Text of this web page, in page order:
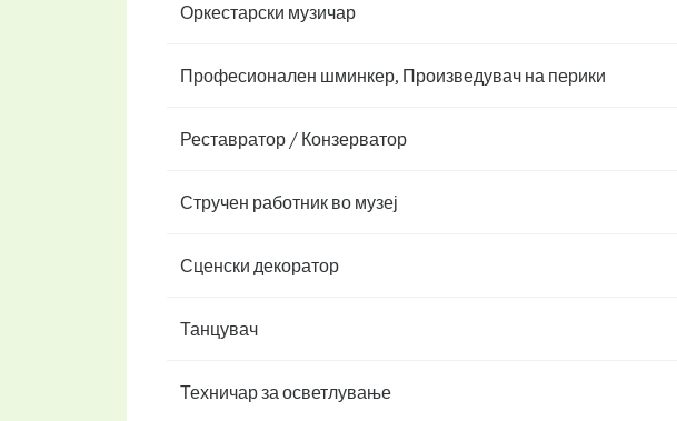
Оркестарски музичар
Професионален шминкер, Произведувач на перики
Реставратор / Конзерватор
Стручен работник во музеј
Сценски декоратор
Танцувач
Техничар за осветлување